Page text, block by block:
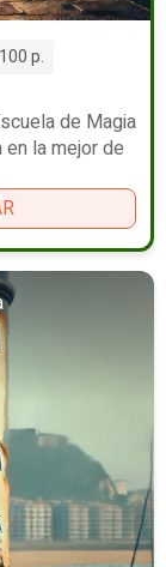
p.
de Magia
la mejor de